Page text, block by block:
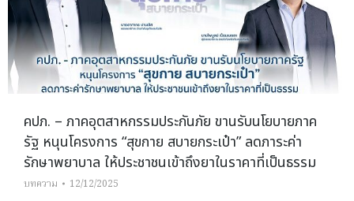
คปภ. – ภาคอุตสาหกรรมประกันภัย ขานรับนโยบายภาค
รัฐ หนุนโครงการ “สุขกาย สบายกระเป๋า” ลดภาระค่า
รักษาพยาบาล ให้ประชาชนเข้าถึงยาในราคาที่เป็นธรรม
บทความ 12/12/2025